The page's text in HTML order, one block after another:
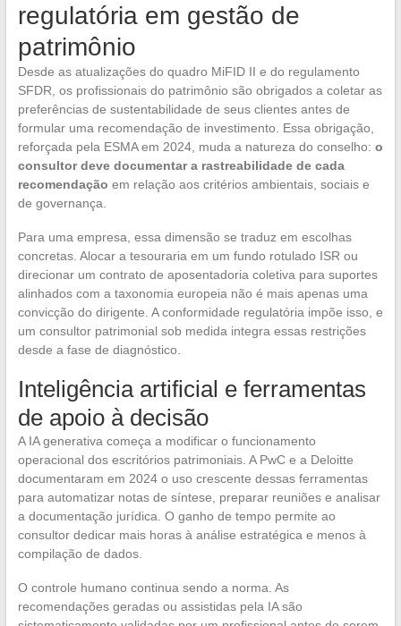
regulatória em gestão de
patrimônio
Desde as atualizações do quadro MiFID II e do regulamento
SFDR, os profissionais do patrimônio são obrigados a coletar as
preferências de sustentabilidade de seus clientes antes de
formular uma recomendação de investimento. Essa obrigação,
reforçada pela ESMA em 2024, muda a natureza do conselho: o
consultor deve documentar a rastreabilidade de cada
recomendação em relação aos critérios ambientais, sociais e
de governança.
Para uma empresa, essa dimensão se traduz em escolhas
concretas. Alocar a tesouraria em um fundo rotulado ISR ou
direcionar um contrato de aposentadoria coletiva para suportes
alinhados com a taxonomia europeia não é mais apenas uma
convicção do dirigente. A conformidade regulatória impõe isso, e
um consultor patrimonial sob medida integra essas restrições
desde a fase de diagnóstico.
Inteligência artificial e ferramentas
de apoio à decisão
A IA generativa começa a modificar o funcionamento
operacional dos escritórios patrimoniais. A PwC e a Deloitte
documentaram em 2024 o uso crescente dessas ferramentas
para automatizar notas de síntese, preparar reuniões e analisar
a documentação jurídica. O ganho de tempo permite ao
consultor dedicar mais horas à análise estratégica e menos à
compilação de dados.
O controle humano continua sendo a norma. As
recomendações geradas ou assistidas pela IA são